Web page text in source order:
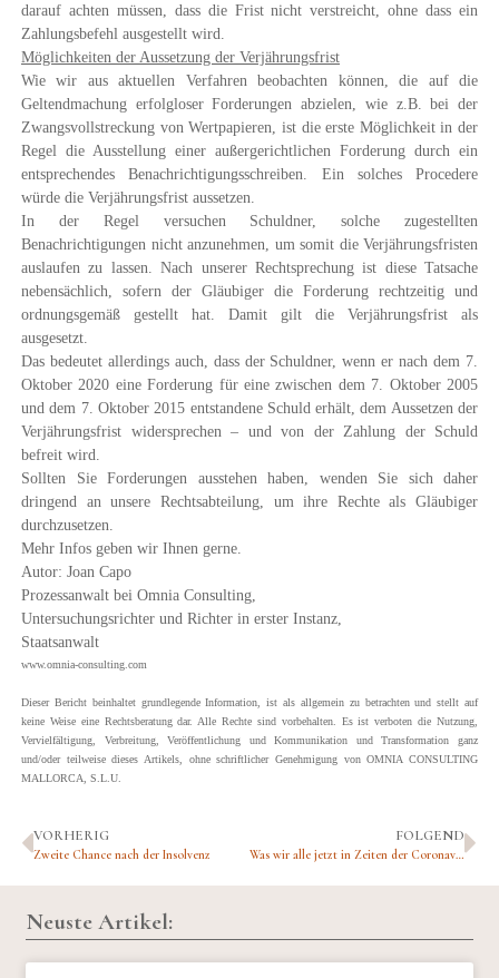
darauf achten müssen, dass die Frist nicht verstreicht, ohne dass ein
Zahlungsbefehl ausgestellt wird.
Möglichkeiten der Aussetzung der Verjährungsfrist
Wie wir aus aktuellen Verfahren beobachten können, die auf die
Geltendmachung erfolgloser Forderungen ab­zielen, wie z.B. bei der
Zwangsvollstreckung von Wertpapieren, ist die erste Möglichkeit in der
Regel die Ausstellung einer außergerichtlichen Forderung durch ein
entsprechendes Benachrichtigungsschreiben. Ein solches Procedere
würde die Verjährungsfrist aussetzen.
In der Regel versuchen Schuldner, solche zugestellten
Benachrichtigungen nicht anzunehmen, um somit die Verjährungsfristen
auslaufen zu lassen. Nach unserer Rechtsprechung ist diese Tatsache
nebensächlich, sofern der Gläubiger die Forderung rechtzeitig und
ordnungsgemäß gestellt hat. Damit gilt die Verjährungsfrist als
ausgesetzt.
Das bedeutet allerdings auch, dass der Schuldner, wenn er nach dem 7.
Oktober 2020 eine Forderung für eine zwischen dem 7. Oktober 2005
und dem 7. Oktober 2015 entstandene Schuld erhält,dem Aussetzen der
Verjährungsfrist widersprechen – und von der Zahlung der Schuld
befreit wird.
Sollten Sie Forderungen ausstehen haben, wenden Sie sich daher
dringend an unsere Rechtsabteilung, um ihre Rechte als Gläubiger
durchzusetzen.
Mehr Infos geben wir Ihnen gerne.
Autor: Joan Capo
Prozessanwalt bei Omnia Consulting,
Untersuchungsrichter und Richter in erster Instanz,
Staatsanwalt
www.omnia-consulting.com
Dieser Bericht beinhaltet grundlegende Information, ist als allgemein zu betrachten und stellt auf
keine Weise eine Rechtsberatung dar. Alle Rechte sind vorbehalten. Es ist verboten die Nutzung,
Vervielfältigung, Verbreitung, Veröffentlichung und Kommunikation und Transformation ganz
und/oder teilweise dieses Artikels, ohne schriftlicher Genehmigung von OMNIA CONSULTING
MALLORCA, S.L.U.
VORHERIG
Zweite Chance nach der Insolvenz
FOLGEND
Was wir alle jetzt in Zeiten der Coronavirus Krise wissen müssen
Neuste Artikel: